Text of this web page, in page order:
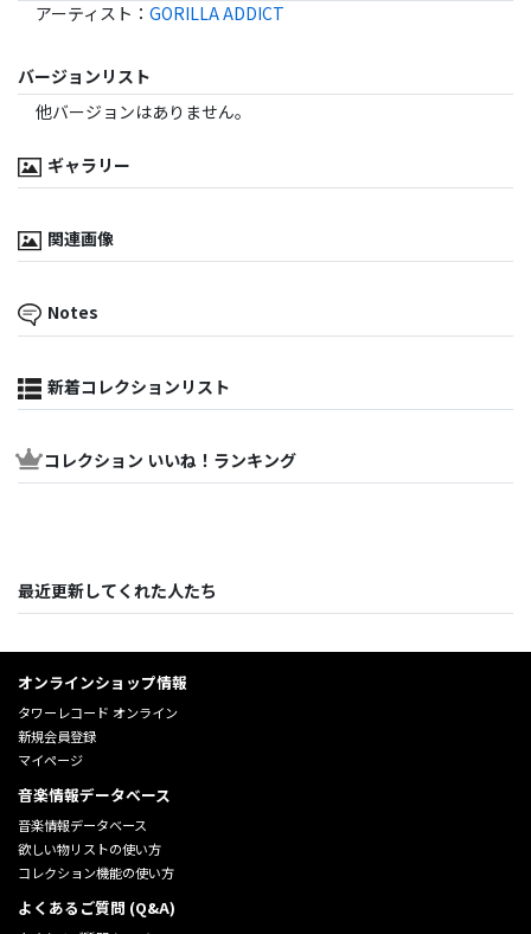
アーティスト ： GORILLA ADDICT
バージョンリスト
他バージョンはありません。
ギャラリー
関連画像
Notes
新着コレクションリスト
コレクション いいね！ランキング
最近更新してくれた人たち
オンラインショップ情報
タワーレコード オンライン
新規会員登録
マイページ
音楽情報データベース
音楽情報データベース
欲しい物リストの使い方
コレクション機能の使い方
よくあるご質問 (Q&A)